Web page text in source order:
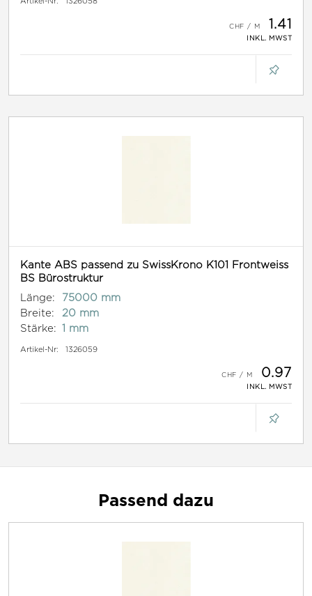
1.41
INKL. MWST
Kante ABS passend zu SwissKrono K101 Frontweiss
BS Bürostruktur
Länge:
75000 mm
Breite:
20 mm
Stärke: 1 mm
Artikel-Nr: 1326059
0.97
INKL. MWST
Passend dazu